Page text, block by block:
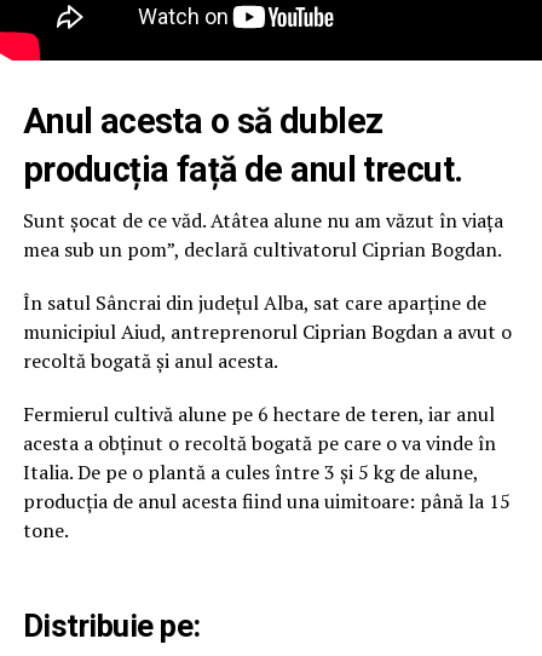
Anul acesta o să dublez
producția față de anul trecut.
Sunt șocat de ce văd. Atâtea alune nu am văzut în viața
mea sub un pom”, declară cultivatorul Ciprian Bogdan.
În satul Sâncrai din județul Alba, sat care aparține de
municipiul Aiud, antreprenorul Ciprian Bogdan a avut o
recoltă bogată și anul acesta.
Fermierul cultivă alune pe 6 hectare de teren, iar anul
acesta a obținut o recoltă bogată pe care o va vinde în
Italia. De pe o plantă a cules între 3 și 5 kg de alune,
producția de anul acesta fiind una uimitoare: până la 15
tone.
Distribuie pe: